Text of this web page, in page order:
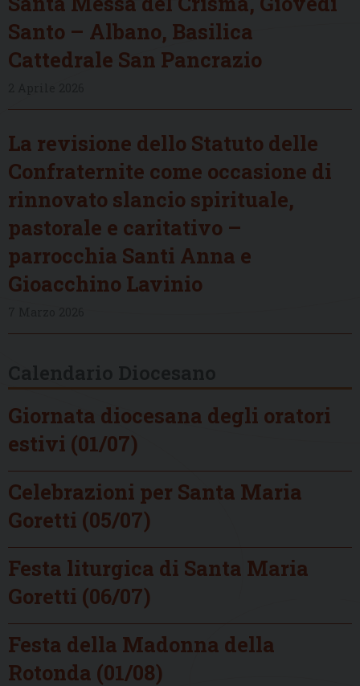
Santo – Albano, Basilica
Cattedrale San Pancrazio
La revisione dello Statuto delle
Confraternite come occasione di
rinnovato slancio spirituale,
pastorale e caritativo –
parrocchia Santi Anna e
Gioacchino Lavinio
Giornata diocesana degli oratori
estivi (01/07)
Celebrazioni per Santa Maria
Goretti (05/07)
Festa liturgica di Santa Maria
Goretti (06/07)
Festa della Madonna della
Rotonda (01/08)